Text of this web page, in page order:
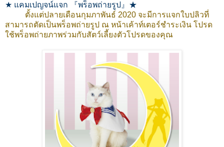
★ แคมเปญจน์แจก 『พร็อพถ่ายรูป』★
ตั้งแต่ปลายเดือนกุมภาพันธ์ 2020 จะมีการแจกใบปลิวที่
สามารถตัดเป็นพร็อพถ่ายรูป ณ หน้าเค้าท์เตอร์ชำระเงิน โปรด
ใช้พร็อพถ่ายภาพร่วมกับสัตว์เลี้ยงตัวโปรดของคุณ